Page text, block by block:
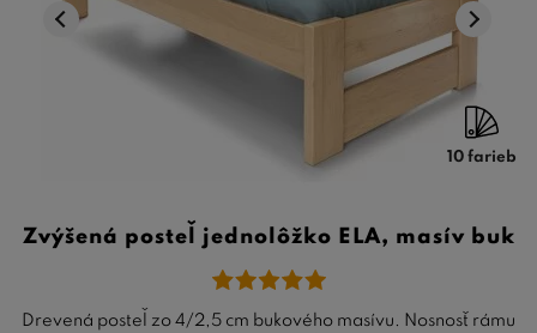
10 farieb
Zvýšená posteľ jednolôžko ELA, masív buk
Drevená posteľ zo 4/2,5 cm bukového masívu. Nosnosť rámu